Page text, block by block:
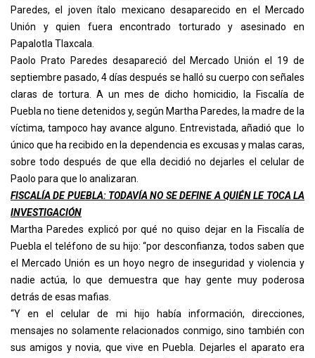
Paredes, el joven ítalo mexicano desaparecido en el Mercado
Unión y quien fuera encontrado torturado y asesinado en
Papalotla Tlaxcala.
Paolo Prato Paredes desapareció del Mercado Unión el 19 de
septiembre pasado, 4 días después se halló su cuerpo con señales
claras de tortura. A un mes de dicho homicidio, la Fiscalía de
Puebla no tiene detenidos y, según Martha Paredes, la madre de la
víctima, tampoco hay avance alguno. Entrevistada, añadió que lo
único que ha recibido en la dependencia es excusas y malas caras,
sobre todo después de que ella decidió no dejarles el celular de
Paolo para que lo analizaran.
FISCALÍA DE PUEBLA: TODAVÍA NO SE DEFINE A QUIÉN LE TOCA LA
INVESTIGACIÓN
Martha Paredes explicó por qué no quiso dejar en la Fiscalía de
Puebla el teléfono de su hijo: “por desconfianza, todos saben que
el Mercado Unión es un hoyo negro de inseguridad y violencia y
nadie actúa, lo que demuestra que hay gente muy poderosa
detrás de esas mafias.
“Y en el celular de mi hijo había información, direcciones,
mensajes no solamente relacionados conmigo, sino también con
sus amigos y novia, que vive en Puebla. Dejarles el aparato era